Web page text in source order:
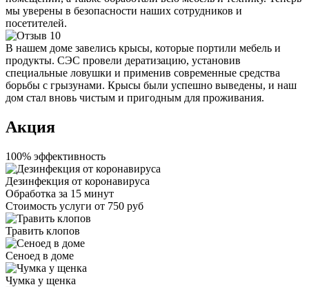
мы уверены в безопасности наших сотрудников и
посетителей.
В нашем доме завелись крысы, которые портили мебель и
продукты. СЭС провели дератизацию, установив
специальные ловушки и применив современные средства
борьбы с грызунами. Крысы были успешно выведены, и наш
дом стал вновь чистым и пригодным для проживания.
Акция
100% эффективность
Дезинфекция от коронавируса
Обработка за 15 минут
Стоимость услуги от 750 руб
Травить клопов
Сеноед в доме
Чумка у щенка